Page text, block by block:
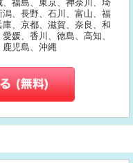
福島、東京、神奈川、埼
、長野、石川、富山、福
、京都、滋賀、奈良、和
媛、香川、徳島、高知、
鹿児島、沖縄